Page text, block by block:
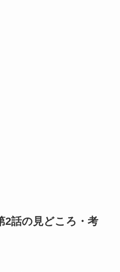
2話の見どころ・考